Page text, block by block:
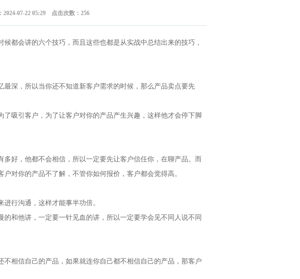
2024-07-22 05:29 点击次数：256
都会讲的六个技巧，而且这些也都是从实战中总结出来的技巧，
深，所以当你还不知道新客户需求的时候，那么产品卖点要先
吸引客户，为了让客户对你的产品产生兴趣，这样他才会停下脚
好，他都不会相信，所以一定要先让客户信任你，在聊产品。而
对你的产品不了解，不管你如何报价，客户都会觉得高。
行沟通，这样才能事半功倍。
和他讲，一定要一针见血的讲，所以一定要学会见不同人说不同
相信自己的产品，如果就连你自己都不相信自己的产品，那客户